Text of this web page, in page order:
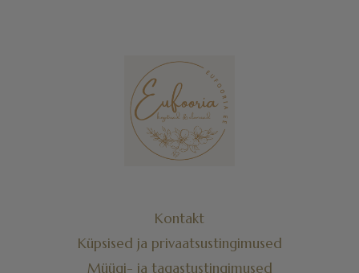
Kontakt
Küpsised ja privaatsustingimused
Müügi- ja tagastustingimused